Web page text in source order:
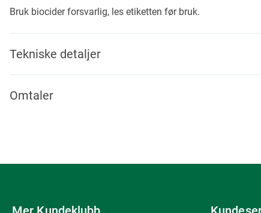
Bruk biocider forsvarlig, les etiketten før bruk.
Tekniske detaljer
Omtaler